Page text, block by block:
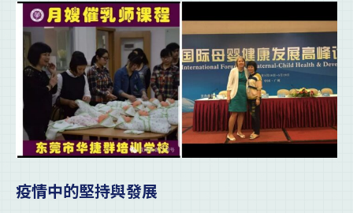
疫情中的堅持與發展